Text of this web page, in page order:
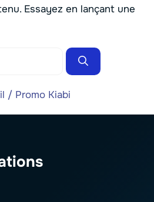
Essayez en lançant une
/ Promo Kiabi